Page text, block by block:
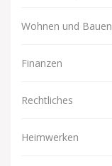
Wohnen und Bauen
Finanzen
Rechtliches
Heimwerken